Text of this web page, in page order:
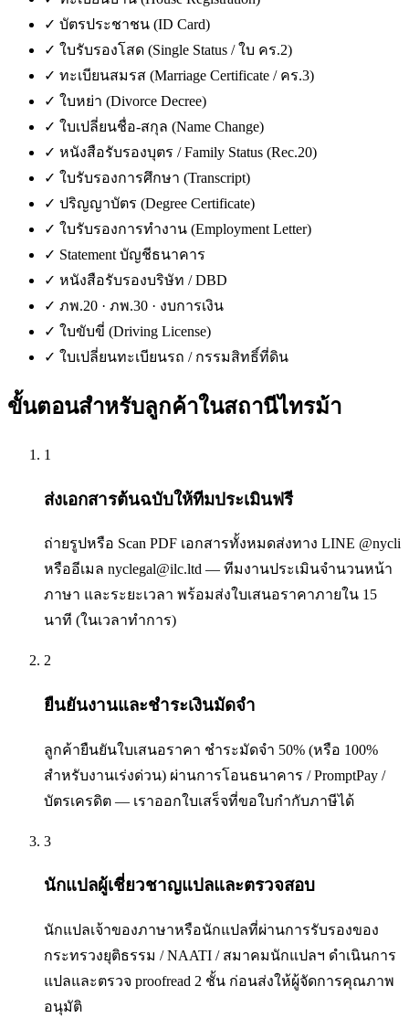
✓ บัตรประชาชน (ID Card)
✓ ใบรับรองโสด (Single Status / ใบ คร.2)
✓ ทะเบียนสมรส (Marriage Certificate / คร.3)
✓ ใบหย่า (Divorce Decree)
✓ ใบเปลี่ยนชื่อ-สกุล (Name Change)
✓ หนังสือรับรองบุตร / Family Status (Rec.20)
✓ ใบรับรองการศึกษา (Transcript)
✓ ปริญญาบัตร (Degree Certificate)
✓ ใบรับรองการทำงาน (Employment Letter)
✓ Statement บัญชีธนาคาร
✓ หนังสือรับรองบริษัท / DBD
✓ ภพ.20 · ภพ.30 · งบการเงิน
✓ ใบขับขี่ (Driving License)
✓ ใบเปลี่ยนทะเบียนรถ / กรรมสิทธิ์ที่ดิน
ขั้นตอนสำหรับลูกค้าในสถานีไทรม้า
1
ส่งเอกสารต้นฉบับให้ทีมประเมินฟรี
ถ่ายรูปหรือ Scan PDF เอกสารทั้งหมดส่งทาง LINE @nycli
หรืออีเมล nyclegal@ilc.ltd — ทีมงานประเมินจำนวนหน้า
ภาษา และระยะเวลา พร้อมส่งใบเสนอราคาภายใน 15
นาที (ในเวลาทำการ)
2
ยืนยันงานและชำระเงินมัดจำ
ลูกค้ายืนยันใบเสนอราคา ชำระมัดจำ 50% (หรือ 100%
สำหรับงานเร่งด่วน) ผ่านการโอนธนาคาร / PromptPay /
บัตรเครดิต — เราออกใบเสร็จที่ขอใบกำกับภาษีได้
3
นักแปลผู้เชี่ยวชาญแปลและตรวจสอบ
นักแปลเจ้าของภาษาหรือนักแปลที่ผ่านการรับรองของ
กระทรวงยุติธรรม / NAATI / สมาคมนักแปลฯ ดำเนินการ
แปลและตรวจ proofread 2 ชั้น ก่อนส่งให้ผู้จัดการคุณภาพ
อนุมัติ